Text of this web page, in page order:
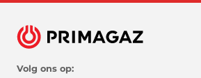
Volg ons op: